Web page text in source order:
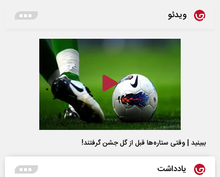
ویدئو
ببینید | وقتی ستاره‌ها قبل از گل جشن گرفتند!
یادداشت